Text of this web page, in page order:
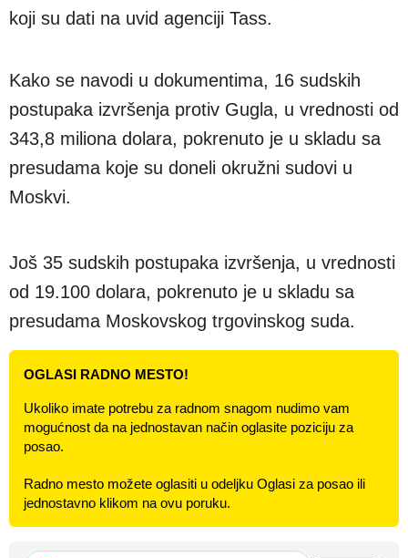
koji su dati na uvid agenciji Tass.
Kako se navodi u dokumentima, 16 sudskih
postupaka izvršenja protiv Gugla, u vrednosti od
343,8 miliona dolara, pokrenuto je u skladu sa
presudama koje su doneli okružni sudovi u
Moskvi.
Još 35 sudskih postupaka izvršenja, u vrednosti
od 19.100 dolara, pokrenuto je u skladu sa
presudama Moskovskog trgovinskog suda.
OGLASI RADNO MESTO!
Ukoliko imate potrebu za radnom snagom nudimo vam
mogućnost da na jednostavan način oglasite poziciju za
posao.
Radno mesto možete oglasiti u odeljku Oglasi za posao ili
jednostavno klikom na ovu poruku.